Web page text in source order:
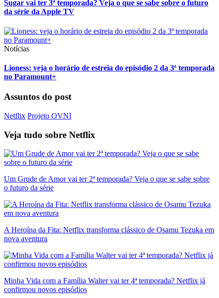
Sugar vai ter 3ª temporada? Veja o que se sabe sobre o futuro
da série da Apple TV
Notícias
Lioness: veja o horário de estreia do episódio 2 da 3ª temporada
no Paramount+
Assuntos do post
Netflix Projeto OVNI
Veja tudo sobre Netflix
Um Grude de Amor vai ter 2ª temporada? Veja o que se sabe sobre
o futuro da série
A Heroína da Fita: Netflix transforma clássico de Osamu Tezuka em
nova aventura
Minha Vida com a Família Walter vai ter 4ª temporada? Netflix já
confirmou novos episódios